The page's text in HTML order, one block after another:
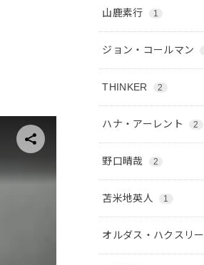
山鹿素行 1
ジョン・コールマン
THINKER 2
ハナ・アーレント 2
野口晴哉 2
苫米地英人 1
オルダス・ハクスリー